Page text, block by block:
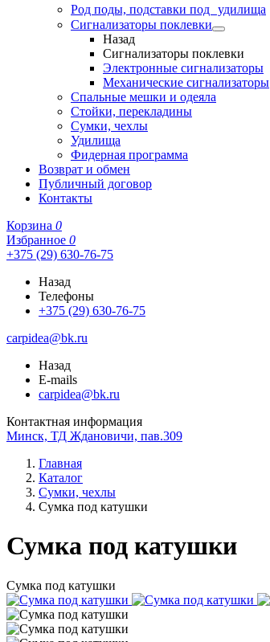
Род поды, подставки под удилища
Сигнализаторы поклевки
Назад
Сигнализаторы поклевки
Электронные сигнализаторы
Механические сигнализаторы
Спальные мешки и одеяла
Стойки, перекладины
Сумки, чехлы
Удилища
Фидерная программа
Возврат и обмен
Публичный договор
Контакты
Корзина 0
Избранное 0
+375 (29) 630-76-75
Назад
Телефоны
+375 (29) 630-76-75
carpidea@bk.ru
Назад
E-mails
carpidea@bk.ru
Контактная информация
Минск, ТД Ждановичи, пав.309
Главная
Каталог
Сумки, чехлы
Сумка под катушки
Сумка под катушки
Сумка под катушки